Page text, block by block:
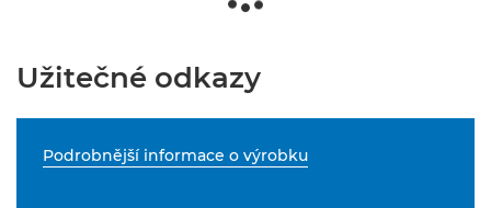
Užitečné odkazy
Podrobnější informace o výrobku